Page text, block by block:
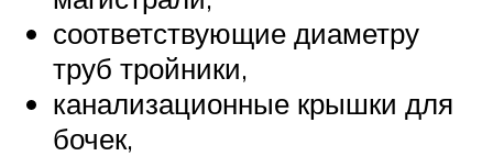
соответствующие диаметру
труб тройники,
канализационные крышки для
бочек,